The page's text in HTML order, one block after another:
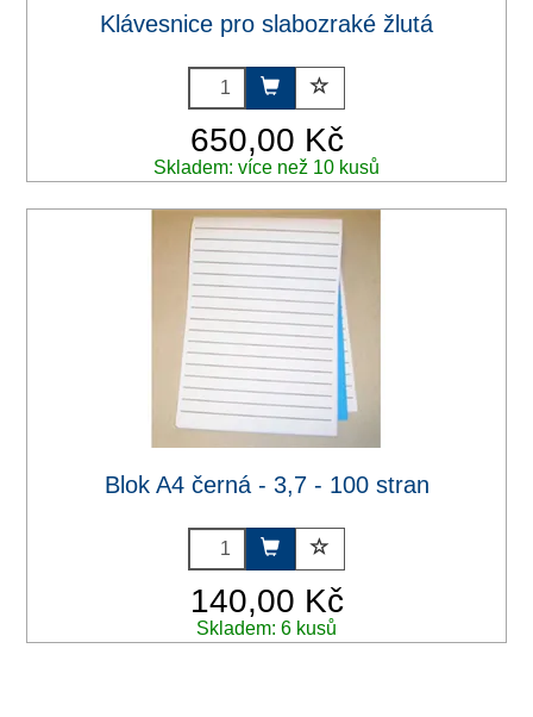
Klávesnice pro slabozraké žlutá
650,00 Kč
Skladem: více než 10 kusů
Blok A4 černá - 3,7 - 100 stran
140,00 Kč
Skladem: 6 kusů